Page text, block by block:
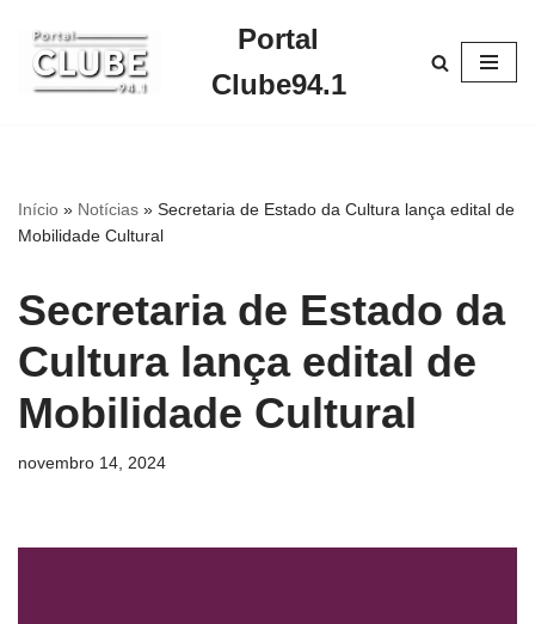
Pular
para
Portal
Clube94.1
Início » Notícias » Secretaria de Estado da Cultura lança edital de
Mobilidade Cultural
Secretaria de Estado da
Cultura lança edital de
Mobilidade Cultural
novembro 14, 2024